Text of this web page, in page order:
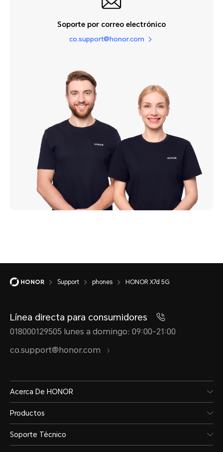
Soporte por correo electrónico
co.support@honor.com
Support phones HONOR X7d 5G
Línea directa para consumidores
018000129505 lunes a domingo: 09:00-21:00
co.support@honor.com
Acerca De HONOR
Productos
Soporte Técnico